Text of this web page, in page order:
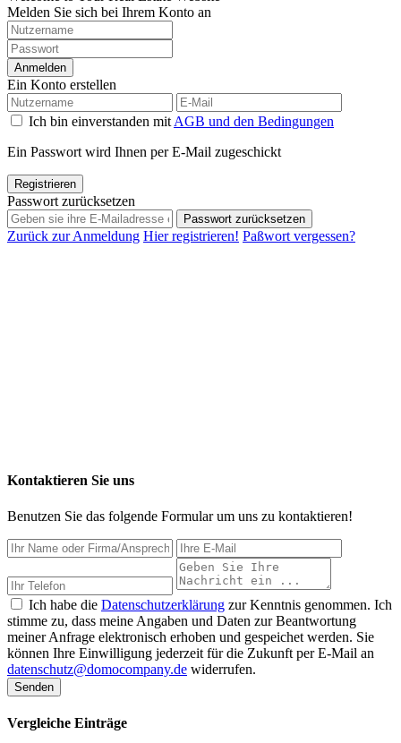
Melden Sie sich bei Ihrem Konto an
Anmelden
Ein Konto erstellen
Ich bin einverstanden mit AGB und den Bedingungen
Ein Passwort wird Ihnen per E-Mail zugeschickt
Registrieren
Passwort zurücksetzen
Passwort zurücksetzen
Zurück zur Anmeldung Hier registrieren! Paßwort vergessen?
Kontaktieren Sie uns
Benutzen Sie das folgende Formular um uns zu kontaktieren!
Ich habe die Datenschutzerklärung zur Kenntnis genommen. Ich
stimme zu, dass meine Angaben und Daten zur Beantwortung
meiner Anfrage elektronisch erhoben und gespeichet werden. Sie
können Ihre Einwilligung jederzeit für die Zukunft per E-Mail an
datenschutz@domocompany.de widerrufen.
Senden
Vergleiche Einträge